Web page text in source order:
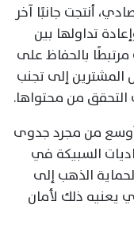
أنتجت جانبًا آخر
تداولها بين
بالحفاظ على
المشترين إلى تجنب
من محتواها.
من مجرد جدوى
السبيكة في
الذهب إلى
يعنيه ذلك لأمان